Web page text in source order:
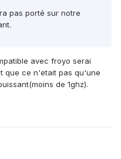
pas porté sur notre
avec froyo serai
que ce n'etait pas qu'une
de 1ghz).